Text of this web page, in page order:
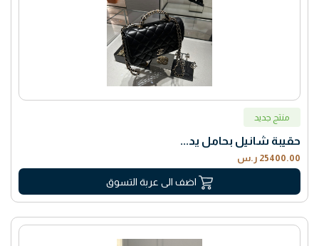
منتج جديد
حقيبة شانيل بحامل يد...
25400.00 ر.س
اضف الى عربة التسوق